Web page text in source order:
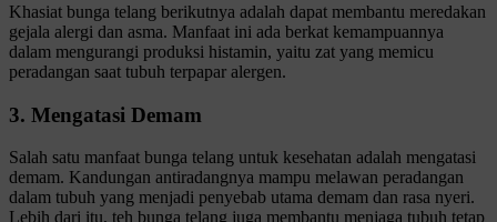
Khasiat bunga telang berikutnya adalah dapat membantu meredakan
gejala alergi dan asma. Manfaat ini ada berkat kemampuannya
dalam mengurangi produksi histamin, yaitu zat yang memicu
peradangan saat tubuh terpapar alergen.
3. Mengatasi Demam
Salah satu manfaat bunga telang untuk kesehatan adalah mengatasi
demam. Kandungan antiradangnya mampu melawan peradangan
dalam tubuh yang menjadi penyebab utama demam dan rasa nyeri.
Lebih dari itu, teh bunga telang juga membantu menjaga tubuh tetap